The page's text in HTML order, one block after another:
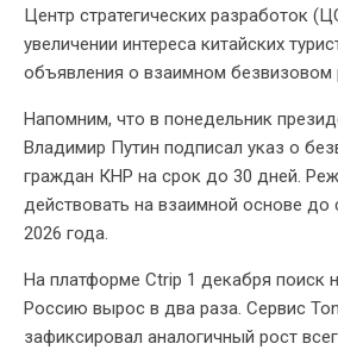
Центр стратегических разработок
увеличении интереса китайских
объявления о взаимном безвизовом
Напомним, что в понедельник
Владимир Путин подписал указ о
граждан КНР на срок до 30 дней.
действовать на взаимной основе до
2026 года.
На платформе Ctrip 1 декабря поиск
Россию вырос в два раза. Сервис
зафиксировал аналогичный рост